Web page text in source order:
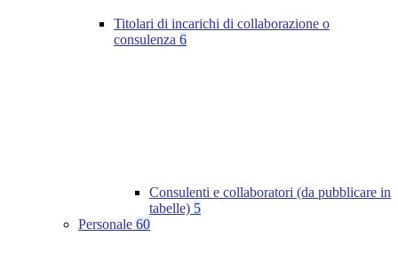
Titolari di incarichi di collaborazione o
consulenza 6
Consulenti e collaboratori (da pubblicare in
tabelle) 5
Personale 60